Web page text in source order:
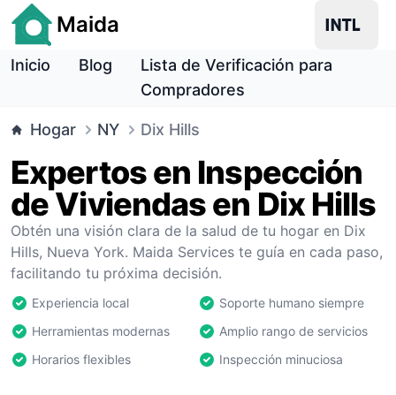
Maida
Inicio Blog
Lista de Verificación para
Compradores
Hogar NY Dix Hills
Expertos en Inspección
de Viviendas en Dix Hills
Obtén una visión clara de la salud de tu hogar en Dix
Hills, Nueva York. Maida Services te guía en cada paso,
facilitando tu próxima decisión.
Experiencia local
Soporte humano siempre
Herramientas modernas
Amplio rango de servicios
Horarios flexibles
Inspección minuciosa